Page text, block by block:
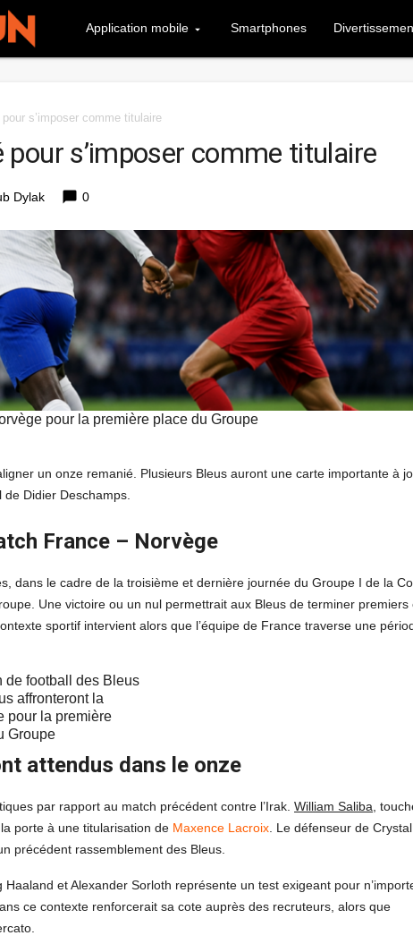
Application mobile Smartphones
s’imposer comme titulaire
s’imposer comme titulaire
Dylak chat_bubble 0
pour la première place du Groupe
un onze remanié. Plusieurs Bleus auront une carte importante à
Didier Deschamps.
France – Norvège
dans le cadre de la troisième et dernière journée du Groupe I de la
Une victoire ou un nul permettrait aux Bleus de terminer premiers
sportif intervient alors que l’équipe de France traverse une
affronteront la
pour la première
Groupe
attendus dans le onze
par rapport au match précédent contre l’Irak. William Saliba ,
porte à une titularisation de Maxence Lacroix . Le défenseur de Crystal
précédent rassemblement des Bleus.
et Alexander Sorloth représente un test exigeant pour
ce contexte renforcerait sa cote auprès des recruteurs, alors que